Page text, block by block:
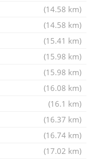
(14.58 km)
(14.58 km)
(15.41 km)
(15.98 km)
(15.98 km)
(16.08 km)
(16.1 km)
(16.37 km)
(16.74 km)
(17.02 km)